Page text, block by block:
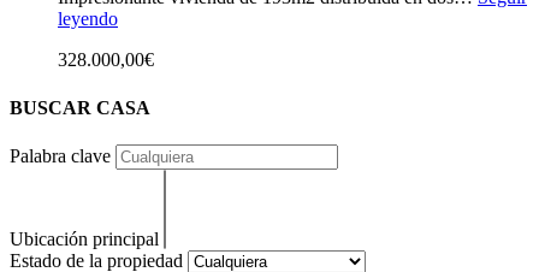
leyendo
328.000,00€
BUSCAR CASA
Palabra clave
Ubicación principal
Estado de la propiedad